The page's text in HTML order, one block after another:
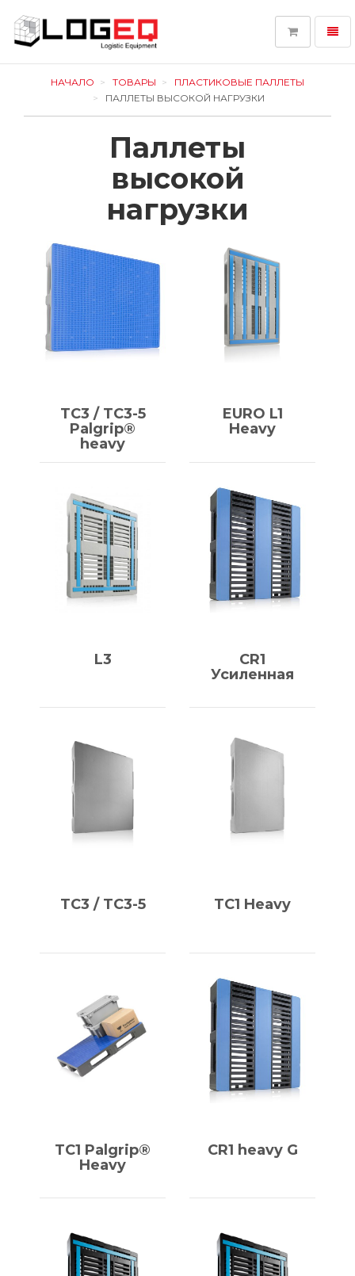
LOGEQ
НАЧАЛО ТОВАРЫ
ПЛАСТИКОВЫЕ ПАЛЛЕТЫ
ПАЛЛЕТЫ ВЫСОКОЙ НАГРУЗКИ
Паллеты
высокой
нагрузки
TC3 / TC3-5
Palgrip®
heavy
EURO L1
Heavy
L3
CR1
Усиленная
TC3 / TC3-5 TC1 Heavy
TC1 Palgrip®
Heavy
CR1 heavy G